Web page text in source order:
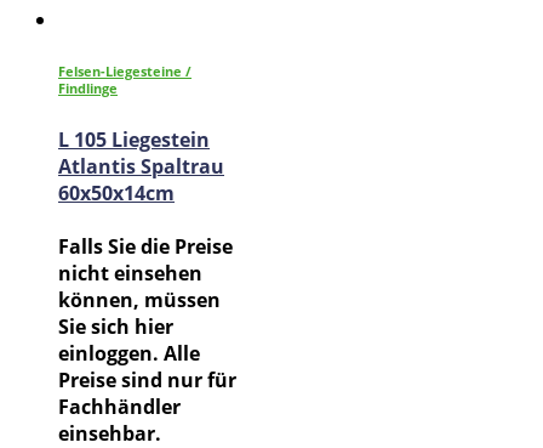
Felsen-Liegesteine /
Findlinge
L 105 Liegestein
Atlantis Spaltrau
60x50x14cm
Falls Sie die Preise
nicht einsehen
können, müssen
Sie sich hier
einloggen. Alle
Preise sind nur für
Fachhändler
einsehbar.